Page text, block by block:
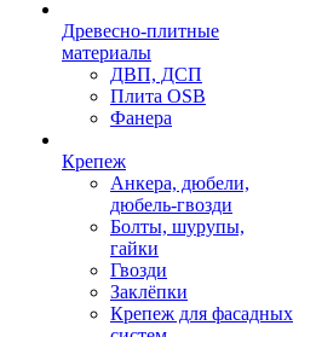
Древесно-плитные
материалы
ДВП, ДСП
Плита OSB
Фанера
Крепеж
Анкера, дюбели,
дюбель-гвозди
Болты, шурупы,
гайки
Гвозди
Заклёпки
Крепеж для фасадных